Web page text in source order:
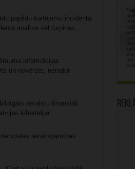
papildu kaitējumu incidenta
analīze vēl turpinās,
informācijas
un novērsts, neradot
ārvalstu finansiāli
kibertelpā.
ievainojamības